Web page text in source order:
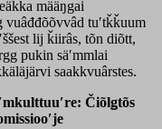
määŋgai
vuâđđõõvvâd tuʹtǩǩuum
lij ǩiirâs, tõn diõtt,
pukin säʹmmlai
saakkvuârstes.
Čiõlǥtõs